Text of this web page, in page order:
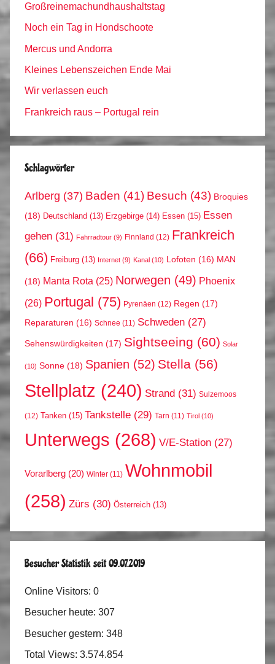
Großreinemachundhaushaltstag
Noch ein Tag in Hondschoote
Mercus und Andorra
Kleines Lebenszeichen Ende Mai
Wir verlassen euch
Frankreich raus – Portugal rein
Schlagwörter
Arlberg (37) Baden (41) Besuch (43) Broquies
(18) Deutschland (13) Erzgebirge (14) Essen (15) Essen
gehen (31) Fahrradtour (9) Finnland (12) Frankreich
(66) Freiburg (13) Internet (9) Kanal (10) Lofoten (16) MAN
(18) Manta Rota (25) Norwegen (49) Phoenix
(26) Portugal (75) Pyrenäen (12) Regen (17)
Reparaturen (16) Schnee (11) Schweden (27)
Sehenswürdigkeiten (17) Sightseeing (60) Solar
(10) Sonne (18) Spanien (52) Stella (56)
Stellplatz (240) Strand (31) Sulzemoos
(12) Tanken (15) Tankstelle (29) Tarn (11) Tirol (10)
Unterwegs (268) V/E-Station (27)
Vorarlberg (20) Winter (11) Wohnmobil
(258) Zürs (30) Österreich (13)
Besucher Statistik seit 09.07.2019
Online Visitors: 0
Besucher heute: 307
Besucher gestern: 348
Total Views: 3.574.854